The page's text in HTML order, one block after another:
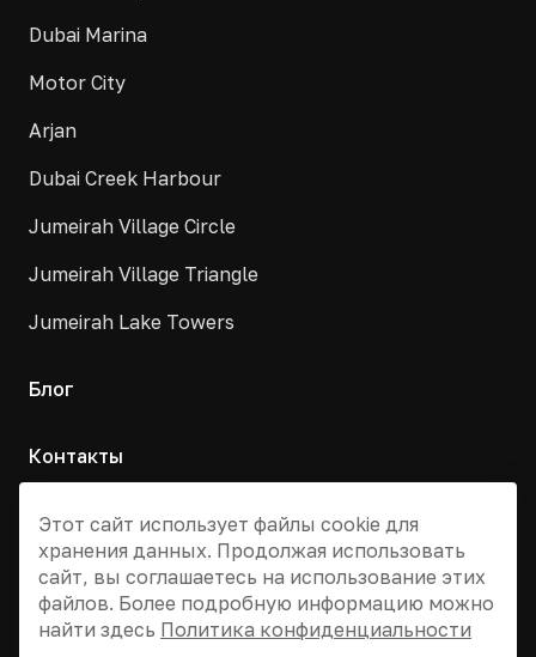
Dubai Marina
Motor City
Arjan
Dubai Creek Harbour
Jumeirah Village Circle
Jumeirah Village Triangle
Jumeirah Lake Towers
Блог
Контакты
+7 495 955 13 12
info@dvizhdubai.ru
Этот сайт использует файлы cookie для
хранения данных. Продолжая использовать
сайт, вы соглашаетесь на использование этих
файлов. Более подробную информацию можно
найти здесь Политика конфиденциальности